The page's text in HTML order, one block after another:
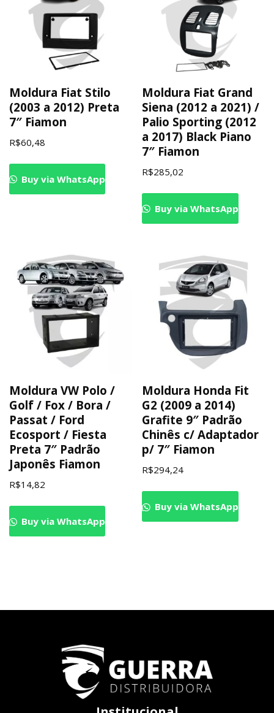
Moldura Fiat Stilo
(2003 a 2012) Preta
7″ Fiamon
R$60,48
Buy via WhatsApp
Moldura Fiat Grand
Siena (2012 a 2021) /
Palio Sporting (2012
a 2017) Black Piano
7″ Fiamon
R$285,02
Buy via WhatsApp
Moldura VW Polo /
Golf / Fox / Bora /
Passat / Ford
Ecosport / Fiesta
Preta 7″ Padrão
Japonês Fiamon
R$14,82
Buy via WhatsApp
Moldura Honda Fit
G2 (2009 a 2014)
Grafite 9″ Padrão
Chinês c/ Adaptador
p/ 7″ Fiamon
R$294,24
Buy via WhatsApp